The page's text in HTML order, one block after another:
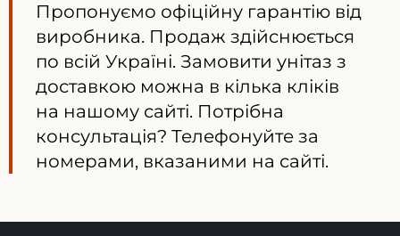
Пропонуємо офіційну гарантію від
виробника. Продаж здійснюється
по всій Україні. Замовити унітаз з
доставкою можна в кілька кліків
на нашому сайті. Потрібна
консультація? Телефонуйте за
номерами, вказаними на сайті.